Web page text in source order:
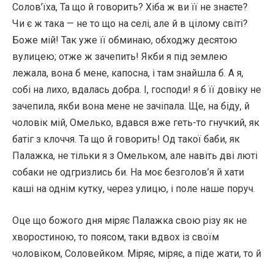
Солов’їха, Та що й говорить? Хіба ж ви її не знаєте?
Чи є ж така — не то що на селі, але й в цілому світі?
Боже мій! Так уже її обминаю, обходжу десятою
вулицею; отже ж зачепить! Якби я під землею
лежала, вона б мене, капосна, і там знайшла б. А я,
собі на лихо, вдалась добра. І, господи! я б її довіку не
зачепила, якби вона мене не зачіпала. Ще, на біду, й
чоловік мій, Омелько, вдався вже геть-то гнучкий, як
батіг з клоччя. Та що й говорить! Од такої баби, як
Палажка, не тільки я з Омельком, але навіть дві люті
собаки не одгризлись би. На моє безголов’я й хати
каші на однім кутку, через улицю, і поле наше поруч.
Оце що божого дня міряє Палажка свою різу як не
хворостиною, то поясом, таки вдвох із своїм
чоловіком, Соловейком. Міряє, міряє, а піде жати, то й